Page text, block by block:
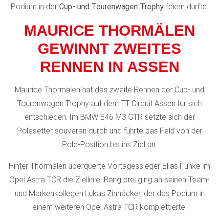
Podium in der Cup- und Tourenwagen Trophy feiern durfte.
MAURICE THORMÄLEN
GEWINNT ZWEITES
RENNEN IN ASSEN
Maurice Thormälen hat das zweite Rennen der Cup- und
Tourenwagen Trophy auf dem TT Circuit Assen für sich
entschieden. Im BMW E46 M3 GTR setzte sich der
Polesetter souverän durch und führte das Feld von der
Pole-Position bis ins Ziel an.
Hinter Thormälen überquerte Vortagessieger Elias Funke im
Opel Astra TCR die Ziellinie. Rang drei ging an seinen Team-
und Markenkollegen Lukas Zinnäcker, der das Podium in
einem weiteren Opel Astra TCR komplettierte.